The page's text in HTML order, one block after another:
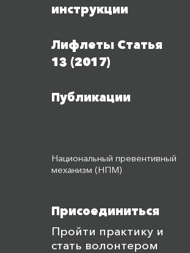
инструкции
Лифлеты Статья
13 (2017)
Публикации
Национальный превентивный
механизм (НПМ)
Присоединиться
Пройти практику и
стать волонтером